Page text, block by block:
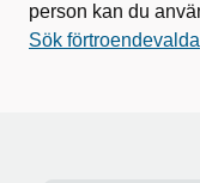
person kan du
Sök förtroendevalda